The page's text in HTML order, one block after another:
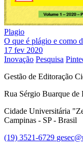
Plagio
O que é plágio e como
17 fev 2020
Inovação Pesquisa
Gestão de Editoração
Rua Sérgio Buarque de
Cidade Universitária
Campinas - SP - Brasil
(19) 3521-6729